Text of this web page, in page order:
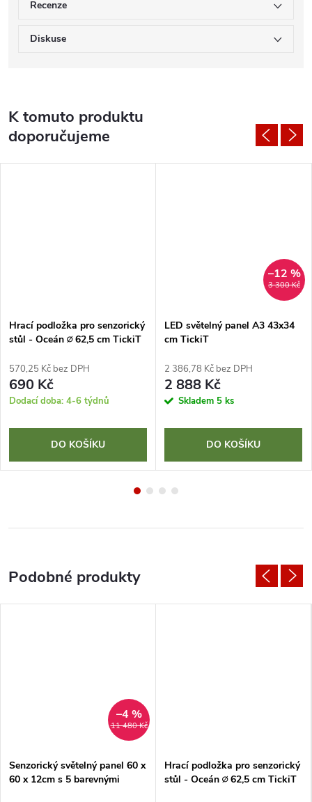
Recenze
Diskuse
K tomuto produktu
doporučujeme
Hrací podložka pro senzorický
stůl - Oceán ∅ 62,5 cm TickiT
570,25 Kč bez DPH
690 Kč
Dodací doba: 4-6 týdnů
DO KOŠÍKU
3 300 Kč
–12 %
LED světelný panel A3 43x34
cm TickiT
2 386,78 Kč bez DPH
2 888 Kč
Skladem 5 ks
DO KOŠÍKU
11 480 Kč
–4 %
Senzorický světelný panel 60 x
60 x 12cm s 5 barevnými
Hrací podložka pro senzorický
stůl - Oceán ∅ 62,5 cm TickiT